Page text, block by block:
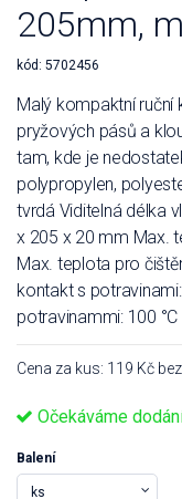
205mm,
kód: 5702456
Malý kompaktní ruční
pryžových pásů a
tam, kde je
polypropylen,
tvrdá Viditelná délka
x 205 x 20 mm Max.
Max. teplota pro
kontakt s
potravinammi: 100
Cena za kus: 119 Kč
Očekáváme
Balení